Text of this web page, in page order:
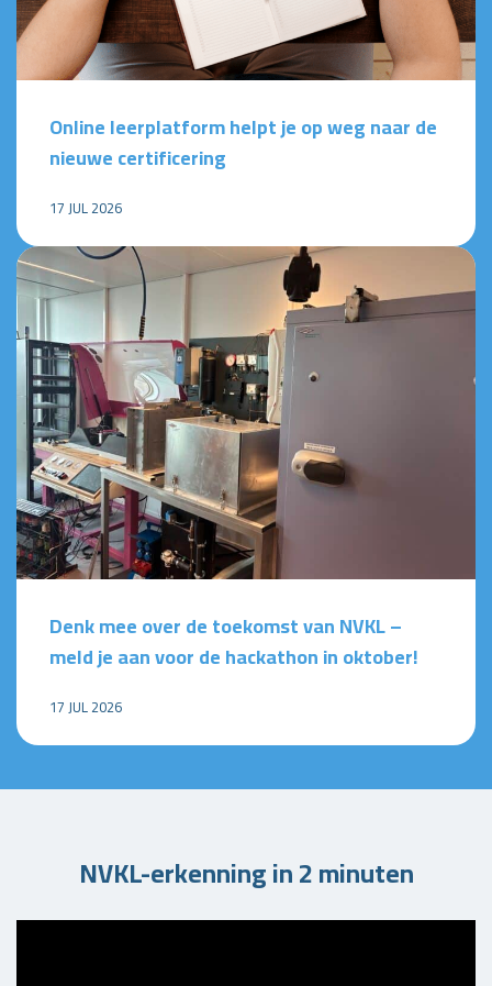
Online leerplatform helpt je op weg naar de
nieuwe certificering
17 JUL 2026
Denk mee over de toekomst van NVKL –
meld je aan voor de hackathon in oktober!
17 JUL 2026
NVKL-erkenning in 2 minuten